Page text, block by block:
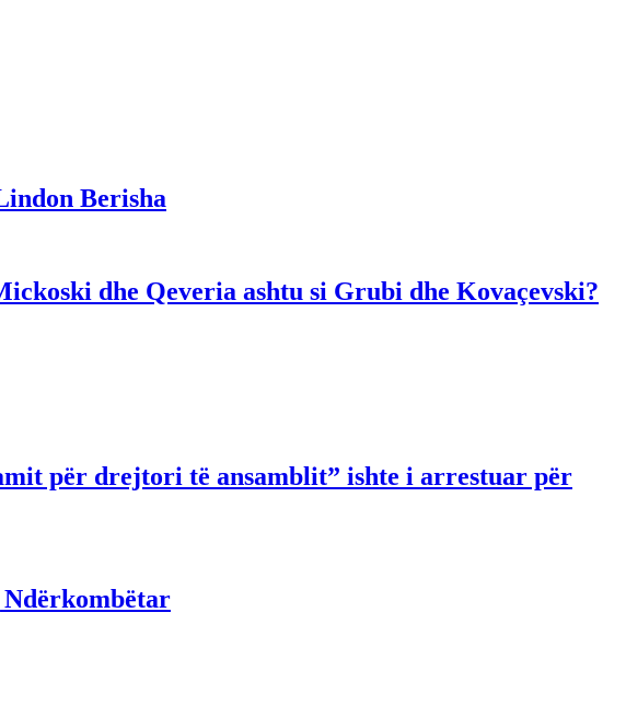
Berisha
dhe Qeveria ashtu si Grubi dhe Kovaçevski?
për drejtori të ansamblit” ishte i arrestuar për